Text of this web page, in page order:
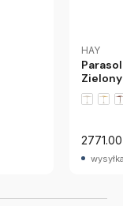
HAY
2771.00